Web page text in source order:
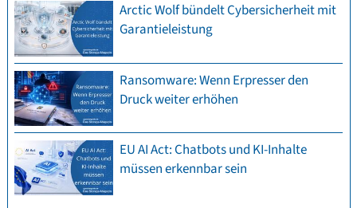
Arctic Wolf bündelt Cybersicherheit mit
Garantieleistung
Ransomware: Wenn Erpresser den
Druck weiter erhöhen
EU AI Act: Chatbots und KI-Inhalte
müssen erkennbar sein